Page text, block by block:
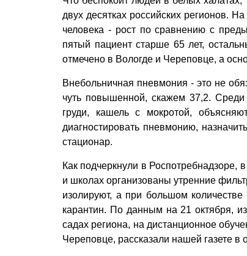
двух десятках российских регионов.
человека - рост по сравнению с
пятый пациент старше 65 лет,
отмечено в Вологде и Череповце, а
Внебольничная пневмония - это не
чуть повышенной, скажем 37,2. Среди
груди, кашель с мокротой,
диагностировать пневмонию,
стационар.
Как подчеркнули в Роспотребнадзоре,
и школах организованы утренние
изолируют, а при большом
карантин. По данным на 21 октября,
садах региона, на дистанционное
Череповце, рассказали нашей газете в